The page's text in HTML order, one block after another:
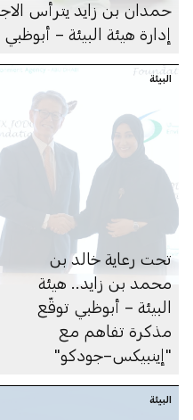
حمدان بن زايد يترأس
إدارة هيئة البيئة – أبوظبي في
البيئة
تحت رعاية خالد بن
محمد بن زايد.. هيئة
البيئة – أبوظبي توقّع
مذكرة تفاهم مع
"إينبيكس–جودكو"
الطيور الجارحة وتعزيز
البيئة